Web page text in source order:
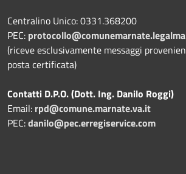
Centralino Unico: 0331.368200
PEC:
(riceve esclusivamente messaggi
posta certificata)
Contatti D.P.O. (Dott. Ing. Danilo Roggi)
Email: rpd@comune.marnate.va.it
PEC:danilo@pec.erregiservice.com